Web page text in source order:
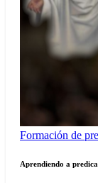
Formación de
Aprendiendo a